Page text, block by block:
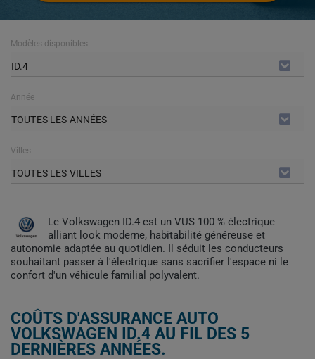
Modèles disponibles
ID.4
Année
TOUTES LES ANNÉES
Villes
TOUTES LES VILLES
Le Volkswagen ID.4 est un VUS 100 % électrique
alliant look moderne, habitabilité généreuse et
autonomie adaptée au quotidien. Il séduit les conducteurs
souhaitant passer à l'électrique sans sacrifier l'espace ni le
confort d'un véhicule familial polyvalent.
COÛTS D'ASSURANCE AUTO
VOLKSWAGEN ID.4 AU FIL DES 5
DERNIÈRES ANNÉES.